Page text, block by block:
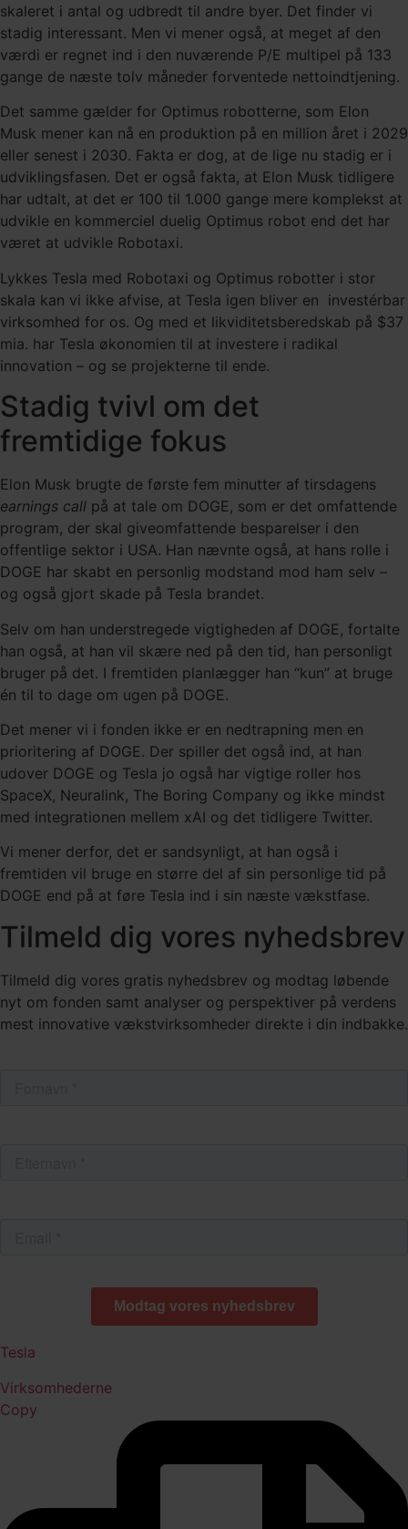
skaleret i antal og udbredt til andre byer. Det finder vi
stadig interessant. Men vi mener også, at meget af den
værdi er regnet ind i den nuværende P/E multipel på 133
gange de næste tolv måneder forventede nettoindtjening.
Det samme gælder for Optimus robotterne, som Elon
Musk mener kan nå en produktion på en million året i 2029
eller senest i 2030. Fakta er dog, at de lige nu stadig er i
udviklingsfasen. Det er også fakta, at Elon Musk tidligere
har udtalt, at det er 100 til 1.000 gange mere komplekst at
udvikle en kommerciel duelig Optimus robot end det har
været at udvikle Robotaxi.
Lykkes Tesla med Robotaxi og Optimus robotter i stor
skala kan vi ikke afvise, at Tesla igen bliver en investérbar
virksomhed for os. Og med et likviditetsberedskab på $37
mia. har Tesla økonomien til at investere i radikal
innovation – og se projekterne til ende.
Stadig tvivl om det
fremtidige fokus
Elon Musk brugte de første fem minutter af tirsdagens
earnings call på at tale om DOGE, som er det omfattende
program, der skal giveomfattende besparelser i den
offentlige sektor i USA. Han nævnte også, at hans rolle i
DOGE har skabt en personlig modstand mod ham selv –
og også gjort skade på Tesla brandet.
Selv om han understregede vigtigheden af DOGE, fortalte
han også, at han vil skære ned på den tid, han personligt
bruger på det. I fremtiden planlægger han “kun” at bruge
én til to dage om ugen på DOGE.
Det mener vi i fonden ikke er en nedtrapning men en
prioritering af DOGE. Der spiller det også ind, at han
udover DOGE og Tesla jo også har vigtige roller hos
SpaceX, Neuralink, The Boring Company og ikke mindst
med integrationen mellem xAI og det tidligere Twitter.
Vi mener derfor, det er sandsynligt, at han også i
fremtiden vil bruge en større del af sin personlige tid på
DOGE end på at føre Tesla ind i sin næste vækstfase.
Tilmeld dig vores nyhedsbrev
Tilmeld dig vores gratis nyhedsbrev og modtag løbende
nyt om fonden samt analyser og perspektiver på verdens
mest innovative vækstvirksomheder direkte i din indbakke.
Tesla
Virksomhederne
Copy